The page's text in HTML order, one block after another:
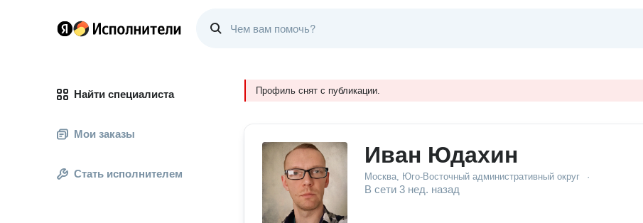
Найти специалиста
Мои заказы
Стать исполнителем
Профиль снят с публикации.
Иван Юдахин
Москва, Юго-Восточный административный округ ·
В сети 3 нед. назад